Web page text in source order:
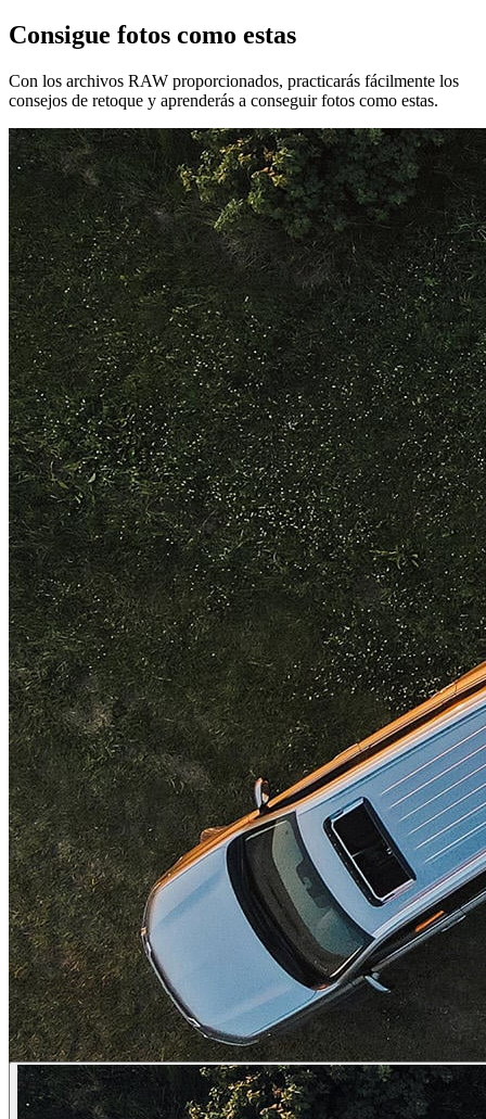
Consigue fotos como estas
Con los archivos RAW proporcionados, practicarás fácilmente los
consejos de retoque y aprenderás a conseguir fotos como estas.